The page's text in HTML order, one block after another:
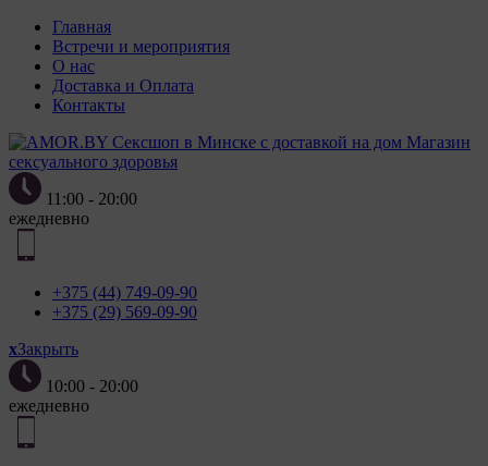
Главная
Встречи и мероприятия
О нас
Доставка и Оплата
Контакты
Магазин
сексуального здоровья
11:00 - 20:00
ежедневно
+375 (44) 749-09-90
+375 (29) 569-09-90
xЗакрыть
10:00 - 20:00
ежедневно